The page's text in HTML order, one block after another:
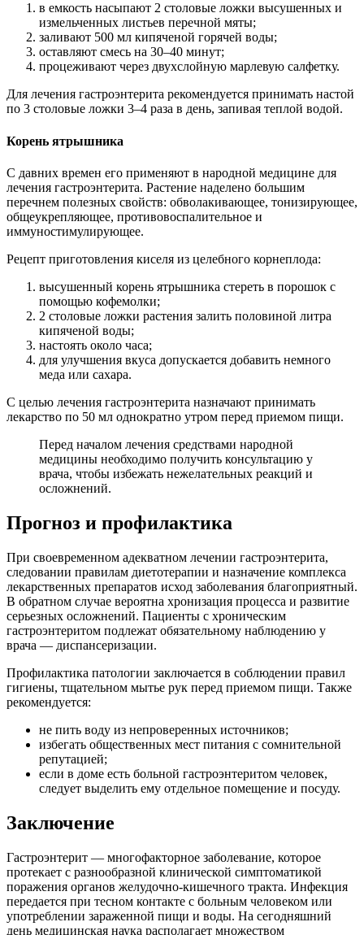
в емкость насыпают 2 столовые ложки высушенных и
измельченных листьев перечной мяты;
заливают 500 мл кипяченой горячей воды;
оставляют смесь на 30–40 минут;
процеживают через двухслойную марлевую салфетку.
Для лечения гастроэнтерита рекомендуется принимать настой
по 3 столовые ложки 3–4 раза в день, запивая теплой водой.
Корень ятрышника
С давних времен его применяют в народной медицине для
лечения гастроэнтерита. Растение наделено большим
перечнем полезных свойств: обволакивающее, тонизирующее,
общеукрепляющее, противовоспалительное и
иммуностимулирующее.
Рецепт приготовления киселя из целебного корнеплода:
высушенный корень ятрышника стереть в порошок с
помощью кофемолки;
2 столовые ложки растения залить половиной литра
кипяченой воды;
настоять около часа;
для улучшения вкуса допускается добавить немного
меда или сахара.
С целью лечения гастроэнтерита назначают принимать
лекарство по 50 мл однократно утром перед приемом пищи.
Перед началом лечения средствами народной
медицины необходимо получить консультацию у
врача, чтобы избежать нежелательных реакций и
осложнений.
Прогноз и профилактика
При своевременном адекватном лечении гастроэнтерита,
следовании правилам диетотерапии и назначение комплекса
лекарственных препаратов исход заболевания благоприятный.
В обратном случае вероятна хронизация процесса и развитие
серьезных осложнений. Пациенты с хроническим
гастроэнтеритом подлежат обязательному наблюдению у
врача — диспансеризации.
Профилактика патологии заключается в соблюдении правил
гигиены, тщательном мытье рук перед приемом пищи. Также
рекомендуется:
не пить воду из непроверенных источников;
избегать общественных мест питания с сомнительной
репутацией;
если в доме есть больной гастроэнтеритом человек,
следует выделить ему отдельное помещение и посуду.
Заключение
Гастроэнтерит — многофакторное заболевание, которое
протекает с разнообразной клинической симптоматикой
поражения органов желудочно-кишечного тракта. Инфекция
передается при тесном контакте с больным человеком или
употреблении зараженной пищи и воды. На сегодняшний
день медицинская наука располагает множеством